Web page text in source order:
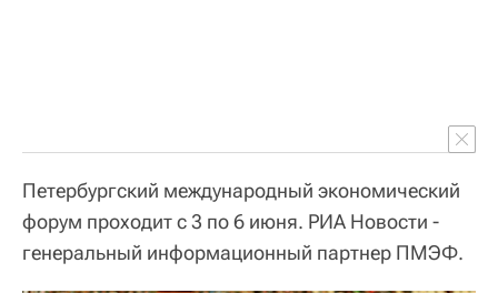
Петербургский международный экономический
форум проходит с 3 по 6 июня. РИА Новости -
генеральный информационный партнер ПМЭФ.